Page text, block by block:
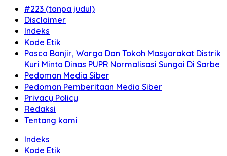
#223 (tanpa judul)
Disclaimer
Indeks
Kode Etik
Pasca Banjir, Warga Dan Tokoh Masyarakat Distrik
Kuri Minta Dinas PUPR Normalisasi Sungai Di Sarbe
Pedoman Media Siber
Pedoman Pemberitaan Media Siber
Privacy Policy
Redaksi
Tentang kami
Indeks
Kode Etik